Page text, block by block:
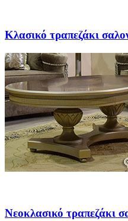
Κλασικό τραπεζάκι
Νεοκλασικό τραπεζάκι